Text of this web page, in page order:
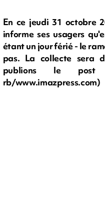
En ce jeudi 31 octobre
informe ses usagers
étant un jour férié - le
pas. La collecte sera
publions le post
rb/www.imazpress.com)